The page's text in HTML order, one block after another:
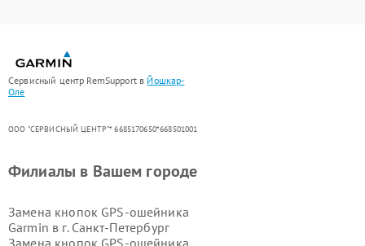
Сервисный центр RemSupport в Йошкар-
Оле
ООО "СЕРВИСНЫЙ ЦЕНТР"* 6685170650*668501001
Филиалы в Вашем городе
Замена кнопок GPS-ошейника
Garmin в г. Санкт-Петербург
Замена кнопок GPS-ошейника